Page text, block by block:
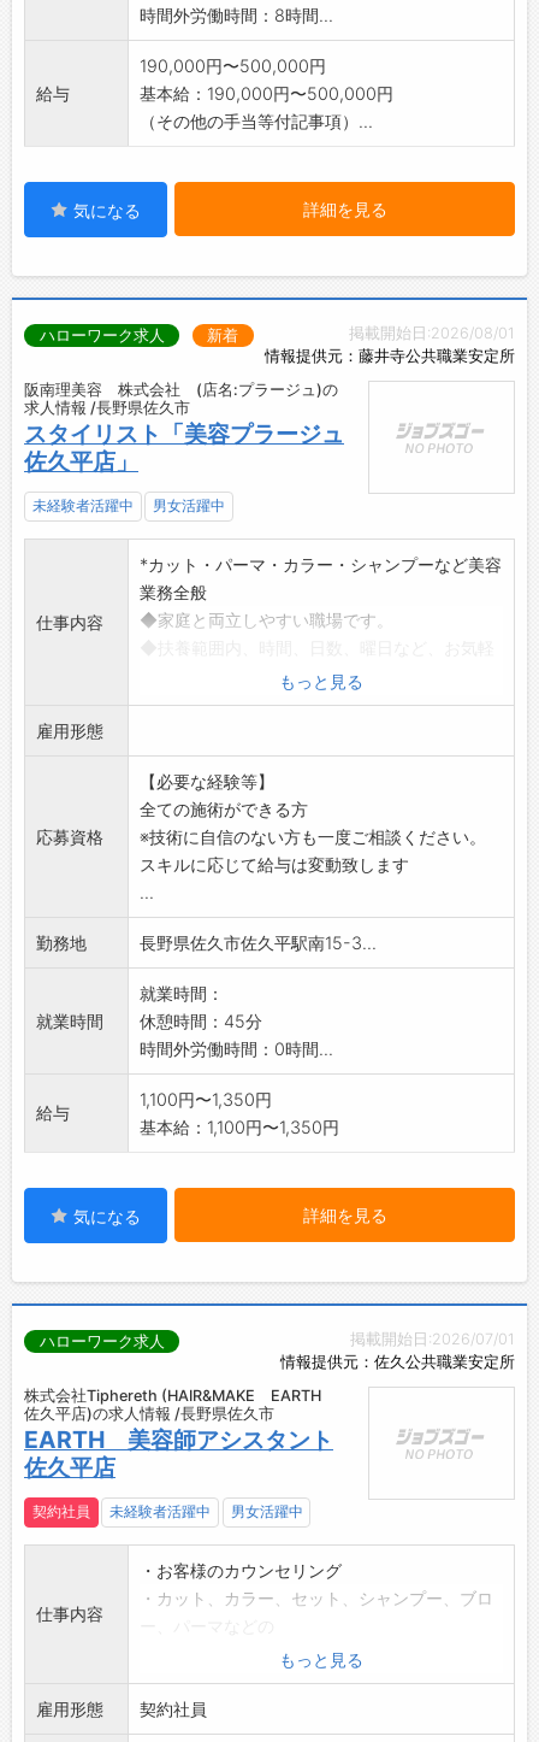
時間外労働時間：8時間...
給与
190,000円〜500,000円
基本給：190,000円〜500,000円
（その他の手当等付記事項）...
気になる 詳細を見る
掲載開始日:2026/08/01
情報提供元：藤井寺公共職業安定所
ハローワーク求人 新着
阪南理美容 株式会社 (店名:プラージュ)の
求人情報 /長野県佐久市
スタイリスト「美容プラージュ
佐久平店」
未経験者活躍中 男女活躍中
仕事内容
*カット・パーマ・カラー・シャンプーなど美容
業務全般
◆家庭と両立しやすい職場です。
にご相談ください。
※社会保険完備(加入要件を満たす場合は必ず加
●指名制ではありません。
●スタッフ全員が協力して効率よく仕事を進め
る分業制です。
●個人に負担が偏ることはありません。
●詳しくはHPをご覧ください。(「美容プラー
ジュ」で検索)
[変更範囲:変更なし]
もっと見る
雇用形態
応募資格
【必要な経験等】
全ての施術ができる方
※技術に自信のない方も一度ご相談ください。
スキルに応じて給与は変動致します
...
勤務地 長野県佐久市佐久平駅南15-3...
就業時間
就業時間：
休憩時間：45分
時間外労働時間：0時間...
給与
1,100円〜1,350円
基本給：1,100円〜1,350円
気になる 詳細を見る
掲載開始日:2026/07/01
情報提供元：佐久公共職業安定所
ハローワーク求人
株式会社Tiphereth (HAIR&MAKE EARTH
佐久平店)の求人情報 /長野県佐久市
EARTH 美容師アシスタント
佐久平店
契約社員 未経験者活躍中 男女活躍中
仕事内容
・お客様のカウンセリング
・カット、カラー、セット、シャンプー、ブロ
・お客様のお出迎え、お見送り、お会計
・予約管理などフロント業務、清掃、商品管理
・後輩スタッフの教育、指導
もっと見る
雇用形態 契約社員